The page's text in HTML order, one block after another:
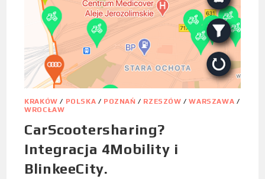
KRAKÓW / POLSKA / POZNAŃ / RZESZÓW /WARSZAWA /
WROCŁAW
CarScootersharing?
Integracja 4Mobility i
BlinkeeCity.